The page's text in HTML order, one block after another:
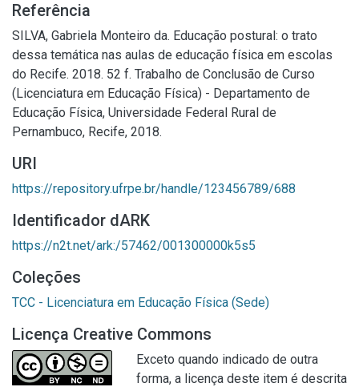
Referência
SILVA, Gabriela Monteiro da. Educação postural: o trato
dessa temática nas aulas de educação física em escolas
do Recife. 2018. 52 f. Trabalho de Conclusão de Curso
(Licenciatura em Educação Física) - Departamento de
Educação Física, Universidade Federal Rural de
Pernambuco, Recife, 2018.
URI
https://repository.ufrpe.br/handle/123456789/688
Identificador dARK
https://n2t.net/ark:/57462/001300000k5s5
Coleções
TCC - Licenciatura em Educação Física (Sede)
Licença Creative Commons
Exceto quando indicado de outra
forma, a licença deste item é descrita